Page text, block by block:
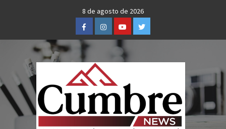
8 de agosto de 2026
FacebookInstagramYoutubeTwitter